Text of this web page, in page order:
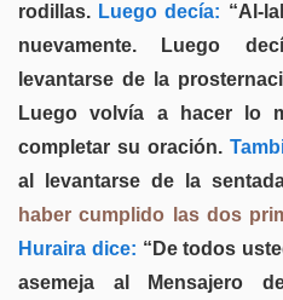
rodillas. Luego decía: “Al-
nuevamente. Luego
levantarse de la
Luego volvía a hacer lo
completar su oración.
al levantarse de la
haber cumplido las dos
Huraira dice: “De todos
asemeja al Mensajero